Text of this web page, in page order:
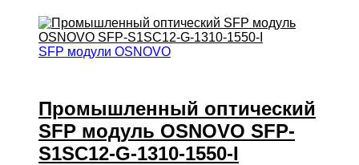
SFP модули OSNOVO
Промышленный оптический
SFP модуль OSNOVO SFP-
S1SC12-G-1310-1550-I